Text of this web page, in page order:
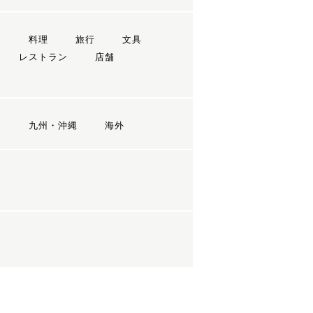
料理 旅行
文具
レストラン
店舗
九州・沖縄 海外